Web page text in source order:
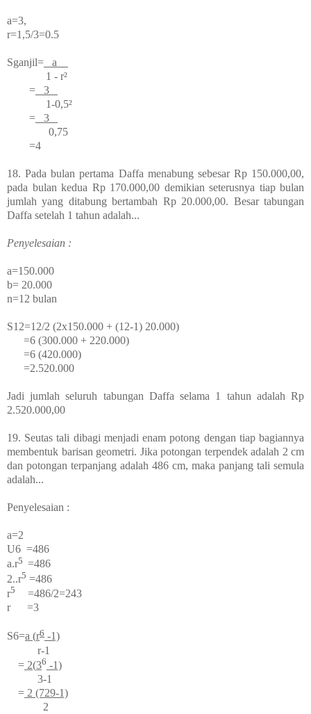
a=3,
r=1,5/3=0.5
Sganjil= a
1 - r²
= 3
1-0,5²
= 3
0,75
=4
18. Pada bulan pertama Daffa menabung sebesar Rp 150.000,00,
pada bulan kedua Rp 170.000,00 demikian seterusnya tiap bulan
jumlah yang ditabung bertambah Rp 20.000,00. Besar tabungan
Daffa setelah 1 tahun adalah...
Penyelesaian :
a=150.000
b= 20.000
n=12 bulan
S12=12/2 (2x150.000 + (12-1) 20.000)
=6 (300.000 + 220.000)
=6 (420.000)
=2.520.000
Jadi jumlah seluruh tabungan Daffa selama 1 tahun adalah Rp
2.520.000,00
19. Seutas tali dibagi menjadi enam potong dengan tiap bagiannya
membentuk barisan geometri. Jika potongan terpendek adalah 2 cm
dan potongan terpanjang adalah 486 cm, maka panjang tali semula
adalah...
Penyelesaian :
a=2
U6 =486
a.r5 =486
2..r5 =486
r5 =486/2=243
r =3
S6=a (r6 -1)
r-1
= 2(36 -1)
3-1
= 2 (729-1)
2